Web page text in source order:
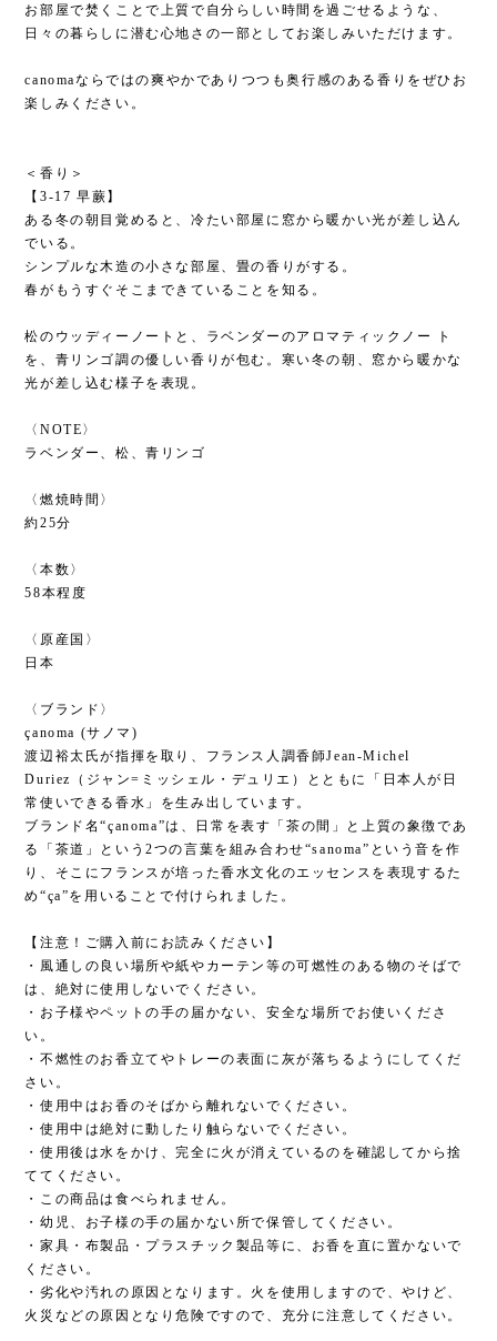
お部屋で焚くことで上質で⾃分らしい時間を過ごせるような、
日々の暮らしに潜む心地さの⼀部としてお楽しみいただけます。
canomaならではの爽やかでありつつも奥行感のある香りをぜひお
楽しみください。
＜香り＞
【3-17 早蕨】
ある冬の朝目覚めると、冷たい部屋に窓から暖かい光が差し込ん
でいる。
シンプルな木造の小さな部屋、畳の香りがする。
春がもうすぐそこまできていることを知る。
松のウッディーノートと、ラベンダーのアロマティックノー ト
を、青リンゴ調の優しい香りが包む。寒い冬の朝、窓から暖かな
光が差し込む様子を表現。
〈NOTE〉
ラベンダー、松、青リンゴ
〈燃焼時間〉
約25分
〈本数〉
58本程度
〈原産国〉
日本
〈ブランド〉
çanoma (サノマ)
渡辺裕太氏が指揮を取り、フランス人調香師Jean-Michel
Duriez（ジャン=ミッシェル・デュリエ）とともに「日本人が日
常使いできる香水」を生み出しています。
ブランド名“çanoma”は、日常を表す「茶の間」と上質の象徴であ
る「茶道」という2つの言葉を組み合わせ“sanoma”という音を作
り、そこにフランスが培った香水文化のエッセンスを表現するた
め“ça”を用いることで付けられました。
【注意！ご購入前にお読みください】
・風通しの良い場所や紙やカーテン等の可燃性のある物のそばで
は、絶対に使用しないでください。
・お子様やペットの手の届かない、安全な場所でお使いくださ
い。
・不燃性のお香立てやトレーの表面に灰が落ちるようにしてくだ
さい。
・使用中はお香のそばから離れないでください。
・使用中は絶対に動したり触らないでください。
・使用後は水をかけ、完全に火が消えているのを確認してから捨
ててください。
・この商品は食べられません。
・幼児、お子様の手の届かない所で保管してください。
・家具・布製品・プラスチック製品等に、お香を直に置かないで
ください。
・劣化や汚れの原因となります。火を使用しますので、やけど、
火災などの原因となり危険ですので、充分に注意してください。